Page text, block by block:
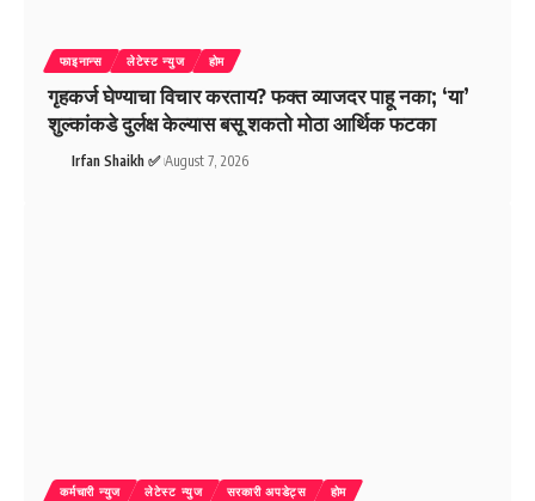
फाइनान्स लेटेस्ट न्युज होम
गृहकर्ज घेण्याचा विचार करताय? फक्त व्याजदर पाहू नका; ‘या’
शुल्कांकडे दुर्लक्ष केल्यास बसू शकतो मोठा आर्थिक फटका
Irfan Shaikh ✅ August 7, 2026
कर्मचारी न्युज लेटेस्ट न्युज सरकारी अपडेट्स होम